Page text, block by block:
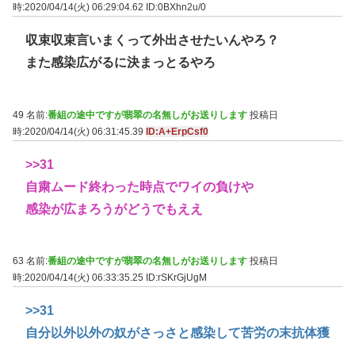
時:2020/04/14(火) 06:29:04.62
ID:0BXhn2u/0
収束収束言いまくって外出させたいんやろ？
また感染広がるに決まっとるやろ
49 名前:番組の途中ですが翡翠の名無しがお送りします 投稿日
時:2020/04/14(火) 06:31:45.39 ID:A+ErpCsf0
>>31
自粛ムード終わった時点でワイの負けや
感染が広まろうがどうでもええ
63 名前:番組の途中ですが翡翠の名無しがお送りします 投稿日
時:2020/04/14(火) 06:33:35.25
ID:rSKrGjUgM
>>31
自分以外以外の奴がさっさと感染して苦労の末抗体獲